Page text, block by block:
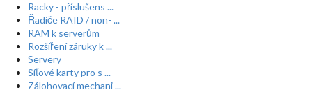
Racky - příslušens ...
Řadiče RAID / non- ...
RAM k serverům
Rozšíření záruky k ...
Servery
Síťové karty pro s ...
Zálohovací mechani ...